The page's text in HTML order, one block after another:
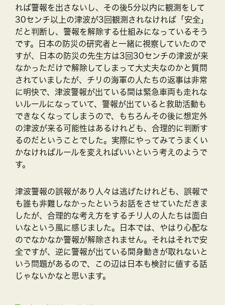
れば警報を出さないし、その後5分以内に観測をして
30センチ以上の津波が3回観測されなければ「安全」
だと判断し、警報を解除する仕組みになっているそう
です。日本の防災の研究者と一緒に視察していたので
すが、日本の防災の先生方は3回30センチの津波が来
なかっただけで解除してしまって大丈夫なのかと質問
されていましたが、チリの海軍の人たちの返事は非常
に明快で、津波警報が出ている間は緊急車両も走れな
いルールになっていて、警報が出ていると救助活動も
できなくなってしまうので、もちろんその後に想定外
の津波が来る可能性はあるけれども、合理的に判断す
るのだということでした。実際にやってみてうまくい
かなければルールを変えればいいという考えのようで
す。
津波警報の誤報があり人々は逃げたけれども、誤報で
も誰も非難しなかったというお話をさせていただきま
したが、合理的な考え方をするチリ人の人たちは面白
いなという風に感じました。日本では、やはり心配な
のでなかなか警報が解除されません。それはそれで安
全ですが、逆に警報が出ている間身動きが取れないと
いう問題があるので、この辺は日本も検討に値する話
じゃないかなと思います。